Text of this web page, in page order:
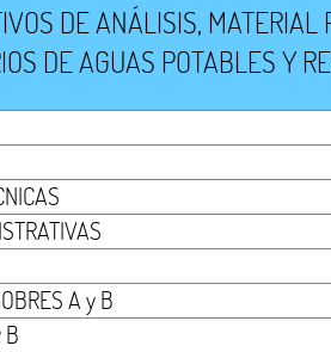
DE ANÁLISIS,
DE AGUAS POTABLES Y
A y B
B